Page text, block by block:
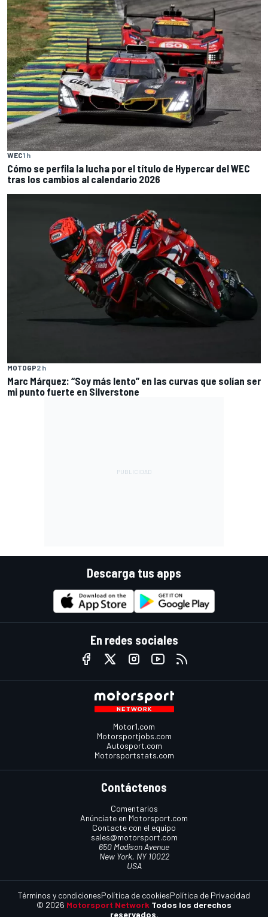
WEC1 h
Cómo se perfila la lucha por el título de Hypercar del WEC
tras los cambios al calendario 2026
MOTOGP2 h
Marc Márquez: “Soy más lento” en las curvas que solían ser
mi punto fuerte en Silverstone
Descarga tus apps
En redes sociales
Motor1.com
Motorsportjobs.com
Autosport.com
Motorsportstats.com
Contáctenos
Comentarios
Anúnciate en Motorsport.com
Contacte con el equipo
sales@motorsport.com
650 Madison Avenue
New York, NY 10022
USA
© 2026 Motorsport Network Todos los derechos
reservados.
Términos y condicionesPolítica de cookiesPolítica de Privacidad